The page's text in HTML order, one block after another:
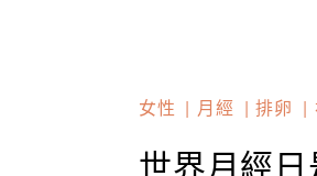
女性 月經 排卵
世界月經